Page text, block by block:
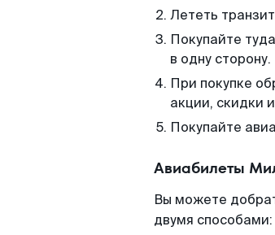
Лететь
Покупайте
в одну сторону.
При покупке
акции, скидки
Покупайте
Авиабилеты
Вы можете
двумя способами: